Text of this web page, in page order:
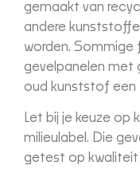
gemaakt van
andere
worden. Sommige
gevelpanelen met
oud kunststof een
Let bij je keuze op
milieulabel. Die
getest op kwaliteit